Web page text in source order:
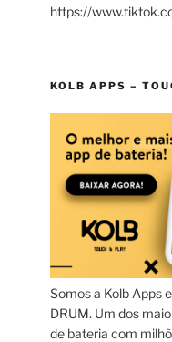
https://
KOLB APPS –
Somos a Kolb Apps
DRUM. Um dos
de bateria com